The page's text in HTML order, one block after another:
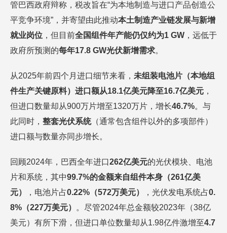
管巴西政府辩称，税改旨在“为本地制造与进口产品创造公
平竞争环境”，并寄望由此推动本土制造产业链发展与新增
就业岗位 ，但目前全国组件年产能仍仅约为1 GW ，远低于
政府所预测的每年17.8 GW光伏新增需求。
从2025年前四个月进口细节来看， 未组装电池片（本地组
件生产关键原料）进口额从18.1亿美元降至16.7亿美元 ，
但进口数量却从900万片增至1320万片，增长46.7%。与
此同时， 整套光伏系统（通常包含组件以外的多项部件）
进口额与数量亦同步增长。
回顾2024年，巴西全年进口262亿美元的光伏模块、电池
片和系统，其中99.7%的金额来自组件本身（261亿美
元）
，电池片占0.22%（572万美元） ，光伏发电系统占0.
8%（227万美元）
。尽管2024年总金额较2023年（38亿
美元）有所下滑，但进口单位数量却从1.98亿件激增至4.7